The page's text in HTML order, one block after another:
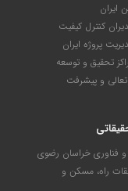
ایران
کنترل کیفیت
پروژه ایران
تحقیق و توسعه
و پیشرفت
و فناوری خراسان رضوی
راه، مسکن و